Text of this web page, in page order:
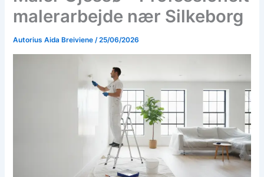
malerarbejde nær Silkeborg
Autorius Aida Breiviene/25/06/2026